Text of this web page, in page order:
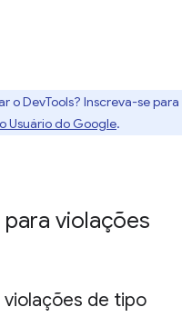
o DevTools? Inscreva-se para
Usuário do Google.
violações
de tipo